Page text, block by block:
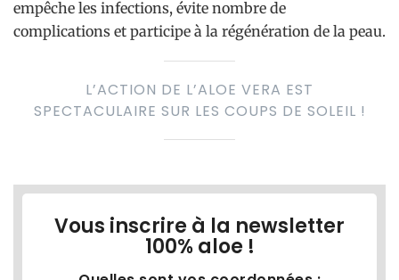
empêche les infections, évite nombre de
complications et participe à la régénération de la peau.
L’ACTION DE L’ALOE VERA EST
SPECTACULAIRE SUR LES COUPS DE SOLEIL !